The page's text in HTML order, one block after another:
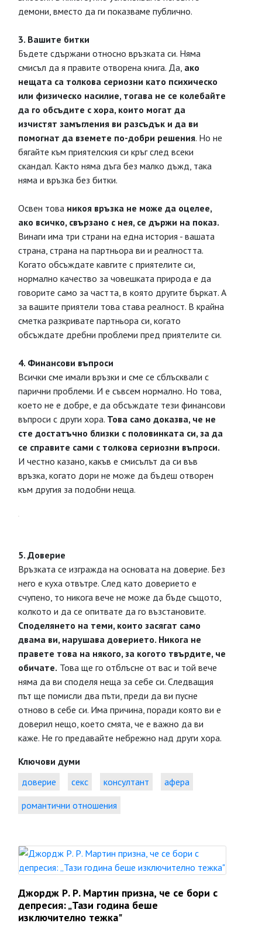
демони, вместо да ги показваме публично.
3. Вашите битки
Бъдете сдържани относно връзката си. Няма
смисъл да я правите отворена книга. Да, ако
нещата са толкова сериозни като психическо
или физическо насилие, тогава не се колебайте
да го обсъдите с хора, които могат да
изчистят замъгления ви разсъдък и да ви
помогнат да вземете по-добри решения. Но не
бягайте към приятелския си кръг след всеки
скандал. Както няма дъга без малко дъжд, така
няма и връзка без битки.
Освен това никоя връзка не може да оцелее,
ако всичко, свързано с нея, се държи на показ.
Винаги има три страни на една история - вашата
страна, страна на партньора ви и реалността.
Когато обсъждате кавгите с приятелите си,
нормално качество за човешката природа е да
говорите само за частта, в която другите бъркат. А
за вашите приятели това става реалност. В крайна
сметка разкривате партньора си, когато
обсъждате дребни проблеми пред приятелите си.
4. Финансови въпроси
Всички сме имали връзки и сме се сблъсквали с
парични проблеми. И е съвсем нормално. Но това,
което не е добре, е да обсъждате тези финансови
въпроси с други хора. Това само доказва, че не
сте достатъчно близки с половинката си, за да
се справите сами с толкова сериозни въпроси.
И честно казано, какъв е смисълът да си във
връзка, когато дори не може да бъдеш отворен
към другия за подобни неща.
5. Доверие
Връзката се изгражда на основата на доверие. Без
него е куха отвътре. След като доверието е
счупено, то никога вече не може да бъде същото,
колкото и да се опитвате да го възстановите.
Споделянето на теми, които засягат само
двама ви, нарушава доверието. Никога не
правете това на някого, за когото твърдите, че
обичате. Това ще го отблъсне от вас и той вече
няма да ви споделя неща за себе си. Следващия
път ще помисли два пъти, преди да ви пусне
отново в себе си. Има причина, поради която ви е
доверил нещо, което смята, че е важно да ви
каже. Не го предавайте небрежно над други хора.
Ключови думи
доверие
секс консултант
афера
романтични отношения
Джордж Р. Р. Мартин призна, че се бори с
депресия: „Тази година беше
изключително тежка"